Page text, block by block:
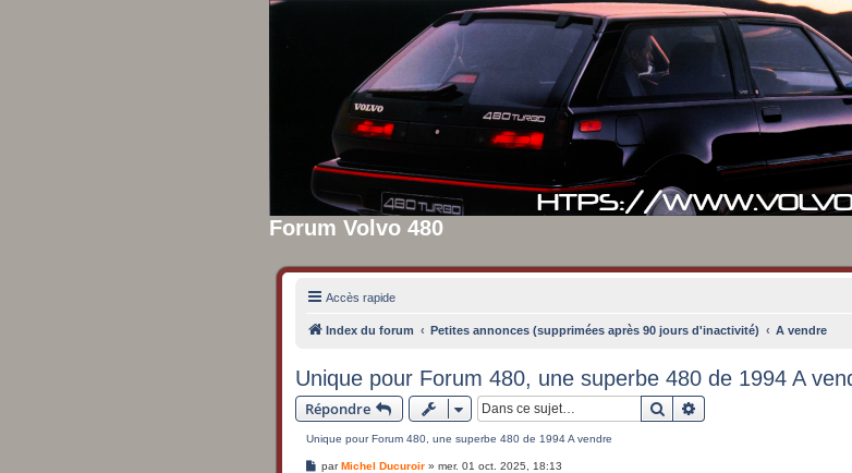
Forum Volvo 480
Accès rapide
Index du forum Petites annonces (supprimées après 90 jours d'inactivité) A vendre
Unique pour Forum 480, une superbe 480 de 1994 A
Répondre Rechercher
Unique pour Forum 480, une superbe 480 de 1994 A vendre
MparMichel Ducuroir » mer. 01 oct. 2025, 18:13